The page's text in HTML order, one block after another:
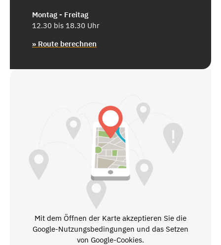
Montag - Freitag
12.30 bis 18.30 Uhr
» Route berechnen
Mit dem Öffnen der Karte akzeptieren Sie die
Google-Nutzungsbedingungen und das Setzen
von Google-Cookies.